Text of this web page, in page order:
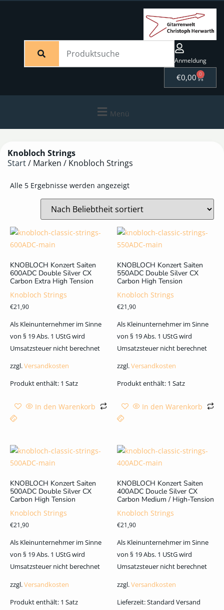
Anmeldung
€0,00 0
Menü
Knobloch Strings
Start/ Marken / Knobloch Strings
Alle 5 Ergebnisse werden angezeigt
KNOBLOCH Konzert Saiten
600ADC Double Silver CX
Carbon Extra High Tension
Knobloch Strings
€21,90
Als Kleinunternehmer im Sinne
von § 19 Abs. 1 UStG wird
Umsatzsteuer nicht berechnet
zzgl.Versandkosten
Produkt enthält: 1 Satz
In den Warenkorb
KNOBLOCH Konzert Saiten
550ADC Double Silver CX
Carbon High Tension
Knobloch Strings
€21,90
Als Kleinunternehmer im Sinne
von § 19 Abs. 1 UStG wird
Umsatzsteuer nicht berechnet
zzgl.Versandkosten
Produkt enthält: 1 Satz
In den Warenkorb
KNOBLOCH Konzert Saiten
500ADC Double Silver CX
Carbon High Tension
Knobloch Strings
€21,90
Als Kleinunternehmer im Sinne
von § 19 Abs. 1 UStG wird
Umsatzsteuer nicht berechnet
zzgl.Versandkosten
Produkt enthält: 1 Satz
KNOBLOCH Konzert Saiten
400ADC Doucle Silver CX
Carbon Medium / High-Tension
Knobloch Strings
€21,90
Als Kleinunternehmer im Sinne
von § 19 Abs. 1 UStG wird
Umsatzsteuer nicht berechnet
zzgl.Versandkosten
Lieferzeit:Standard Versand